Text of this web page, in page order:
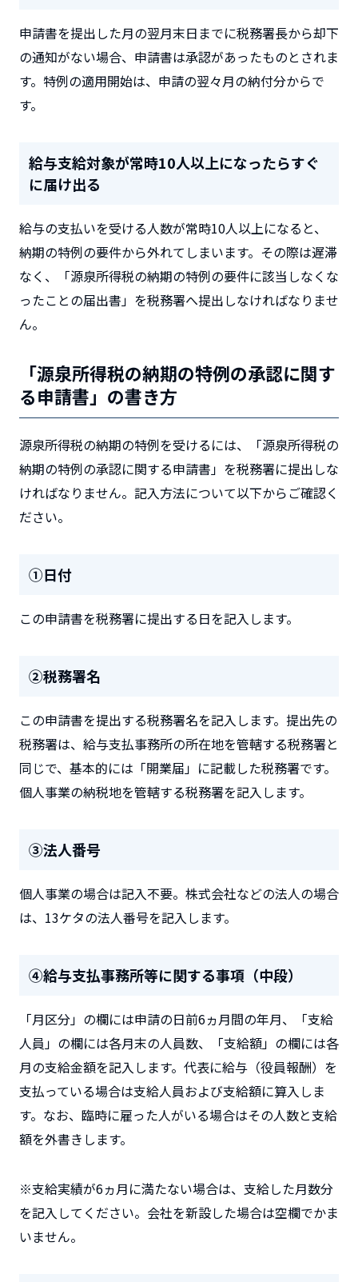
申請書を提出した月の翌月末日までに税務署長から却下
の通知がない場合、申請書は承認があったものとされま
す。特例の適用開始は、申請の翌々月の納付分からで
す。
給与支給対象が常時10人以上になったらすぐ
に届け出る
給与の支払いを受ける人数が常時10人以上になると、
納期の特例の要件から外れてしまいます。その際は遅滞
なく、「源泉所得税の納期の特例の要件に該当しなくな
ったことの届出書」を税務署へ提出しなければなりませ
ん。
「源泉所得税の納期の特例の承認に関す
る申請書」の書き方
源泉所得税の納期の特例を受けるには、「源泉所得税の
納期の特例の承認に関する申請書」を税務署に提出しな
ければなりません。記入方法について以下からご確認く
ださい。
①日付
この申請書を税務署に提出する日を記入します。
②税務署名
この申請書を提出する税務署名を記入します。提出先の
税務署は、給与支払事務所の所在地を管轄する税務署と
同じで、基本的には「開業届」に記載した税務署です。
個人事業の納税地を管轄する税務署を記入します。
③法人番号
個人事業の場合は記入不要。株式会社などの法人の場合
は、13ケタの法人番号を記入します。
④給与支払事務所等に関する事項（中段）
「月区分」の欄には申請の日前6ヵ月間の年月、「支給
人員」の欄には各月末の人員数、「支給額」の欄には各
月の支給金額を記入します。代表に給与（役員報酬）を
支払っている場合は支給人員および支給額に算入しま
す。なお、臨時に雇った人がいる場合はその人数と支給
額を外書きします。
※支給実績が6ヵ月に満たない場合は、支給した月数分
を記入してください。会社を新設した場合は空欄でかま
いません。